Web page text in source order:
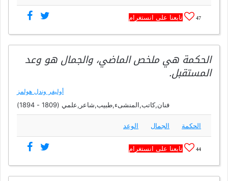
47 تابعنا على انستغرام
الحكمة هي ملخص الماضي، والجمال هو وعد
المستقبل.
أوليفر وندل هولمز
فنان,كاتب,المنشىء,طبيب,شاعر,علمي (1809 - 1894)
الحكمة الجمال الوعد
44 تابعنا على انستغرام